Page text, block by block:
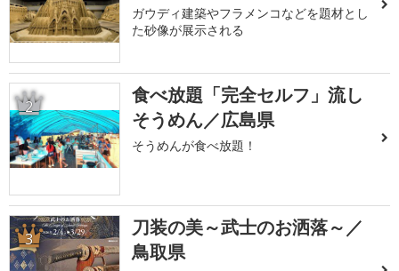
ガウディ建築やフラメンコなどを題材とし
た砂像が展示される
2
食べ放題「完全セルフ」流し
そうめん／広島県
そうめんが食べ放題！
3
刀装の美～武士のお洒落～／
鳥取県